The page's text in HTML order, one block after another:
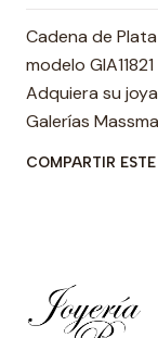
Cadena de
modelo GIA11821
Adquiera su
Galerías
COMPARTIR